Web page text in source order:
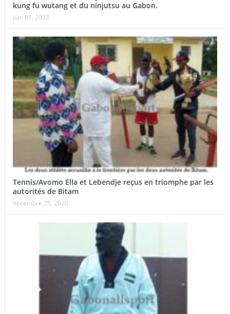
kung fu wutang et du ninjutsu au Gabon.
juin 01, 2022
Tennis/Avomo Ella et Lebendje reçus en triomphe par les
autorités de Bitam
décembre 25, 2020